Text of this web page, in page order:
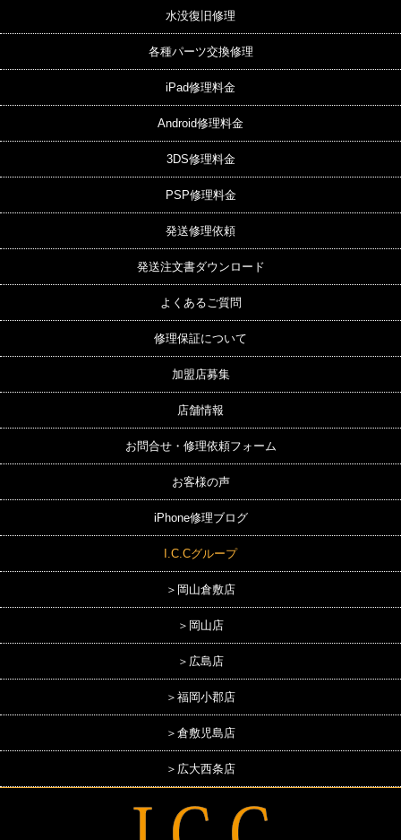
水没復旧修理
各種パーツ交換修理
iPad修理料金
Android修理料金
3DS修理料金
PSP修理料金
発送修理依頼
発送注文書ダウンロード
よくあるご質問
修理保証について
加盟店募集
店舗情報
お問合せ・修理依頼フォーム
お客様の声
iPhone修理ブログ
I.C.Cグループ
＞岡山倉敷店
＞岡山店
＞広島店
＞福岡小郡店
＞倉敷児島店
＞広大西条店